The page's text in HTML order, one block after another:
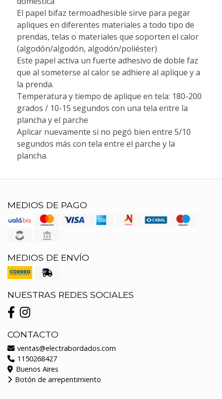
El papel bifaz termoadhesible sirve para pegar
apliques en diferentes materiales a todo tipo de
prendas, telas o materiales que soporten el calor
(algodón/algodón, algodón/poliéster)
Este papel activa un fuerte adhesivo de doble faz
que al someterse al calor se adhiere al aplique y a
la prenda.
Temperatura y tiempo de aplique en tela: 180-200
grados / 10-15 segundos con una tela entre la
plancha y el parche
Aplicar nuevamente si no pegó bien entre 5/10
segundos más con tela entre el parche y la
plancha.
MEDIOS DE PAGO
MEDIOS DE ENVÍO
NUESTRAS REDES SOCIALES
CONTACTO
ventas@electrabordados.com
1150268427
Buenos Aires
Botón de arrepentimiento